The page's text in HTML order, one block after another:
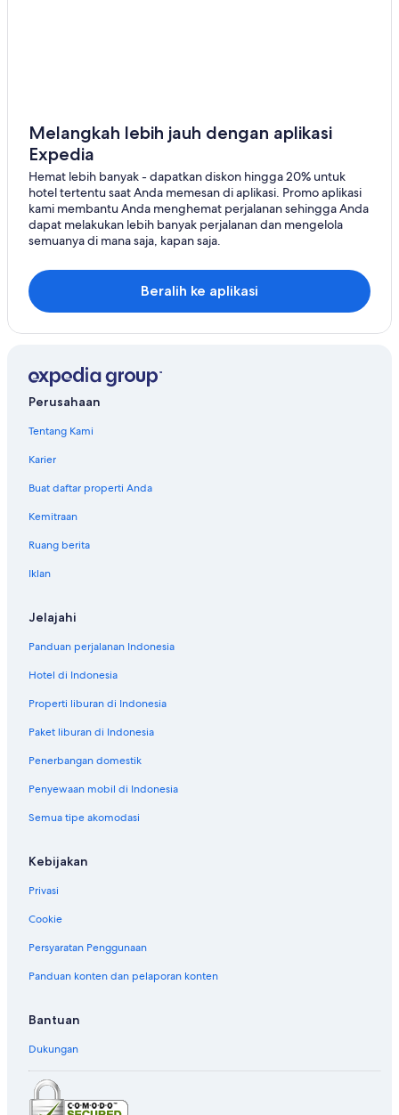
Melangkah lebih jauh dengan aplikasi
Expedia
Hemat lebih banyak - dapatkan diskon hingga 20% untuk
hotel tertentu saat Anda memesan di aplikasi. Promo aplikasi
kami membantu Anda menghemat perjalanan sehingga Anda
dapat melakukan lebih banyak perjalanan dan mengelola
semuanya di mana saja, kapan saja.
Beralih ke aplikasi
Perusahaan
Tentang Kami
Karier
Buat daftar properti Anda
Kemitraan
Ruang berita
Iklan
Jelajahi
Panduan perjalanan Indonesia
Hotel di Indonesia
Properti liburan di Indonesia
Paket liburan di Indonesia
Penerbangan domestik
Penyewaan mobil di Indonesia
Semua tipe akomodasi
Kebijakan
Privasi
Cookie
Persyaratan Penggunaan
Panduan konten dan pelaporan konten
Bantuan
Dukungan